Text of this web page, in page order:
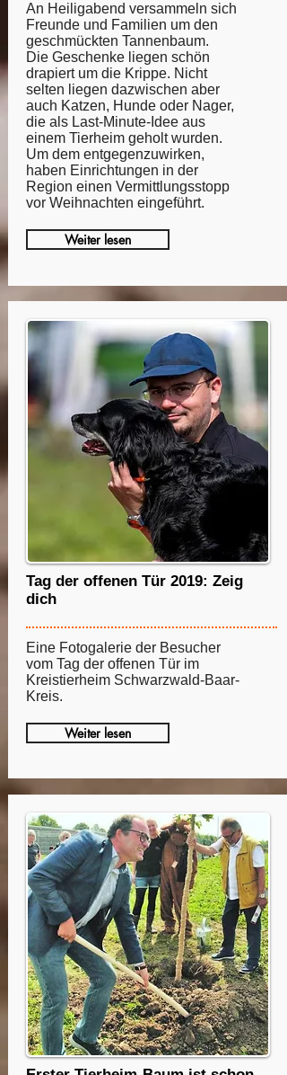
An Heiligabend versammeln sich
Freunde und Familien um den
geschmückten Tannenbaum.
Die Geschenke liegen schön
drapiert um die Krippe. Nicht
selten liegen dazwischen aber
auch Katzen, Hunde oder Nager,
die als Last-Minute-Idee aus
einem Tierheim geholt wurden.
Um dem entgegenzuwirken,
haben Einrichtungen in der
Region einen Vermittlungsstopp
vor Weihnachten eingeführt.
Weiter lesen
Tag der offenen Tür 2019: Zeig
dich
Eine Fotogalerie der Besucher
vom Tag der offenen Tür im
Kreistierheim Schwarzwald-Baar-
Kreis.
Weiter lesen